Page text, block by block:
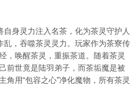
自身灵力注入名茶，化为茶灵守护人
乱，吞噬茶灵灵力。玩家作为茶寮传
，唤醒茶灵，重振茶道。随着茶灵
前世竟是陆羽弟子，而茶垢魔是被
角用“包容之心”净化魔物，所有茶灵